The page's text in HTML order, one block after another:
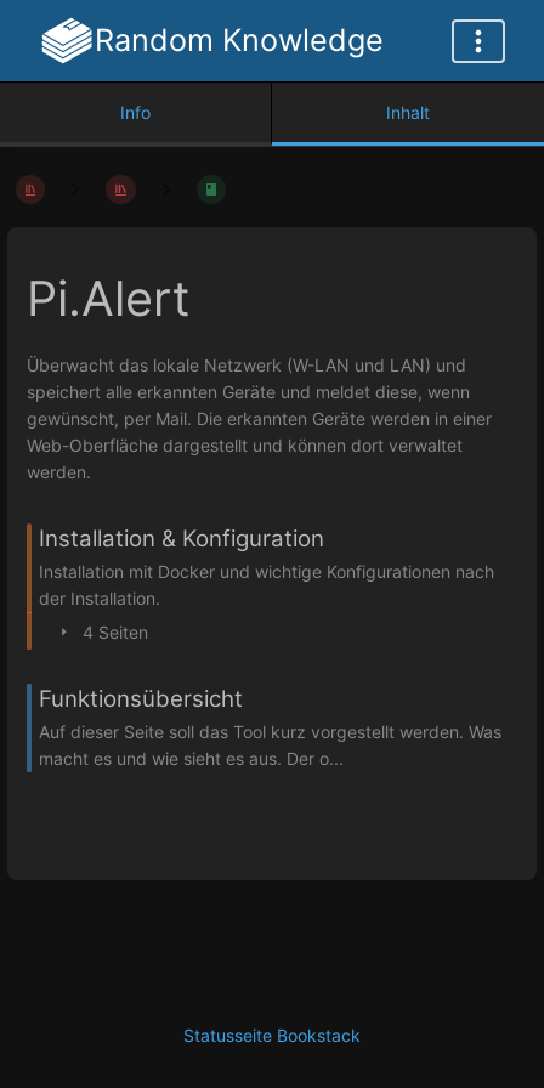
Random Knowledge
Info Inhalt
Pi.Alert
Überwacht das lokale Netzwerk (W-LAN und LAN) und
speichert alle erkannten Geräte und meldet diese, wenn
gewünscht, per Mail. Die erkannten Geräte werden in einer
Web-Oberfläche dargestellt und können dort verwaltet
werden.
Installation & Konfiguration
Installation mit Docker und wichtige Konfigurationen nach
der Installation.
4 Seiten
Funktionsübersicht
Auf dieser Seite soll das Tool kurz vorgestellt werden. Was
macht es und wie sieht es aus. Der o...
Statusseite Bookstack